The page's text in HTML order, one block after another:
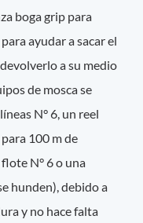
boga grip para
ayudar a sacar el
a su medio
de mosca se
N° 6, un reel
100 m de
N° 6 o una
hunden), debido a
y no hace falta